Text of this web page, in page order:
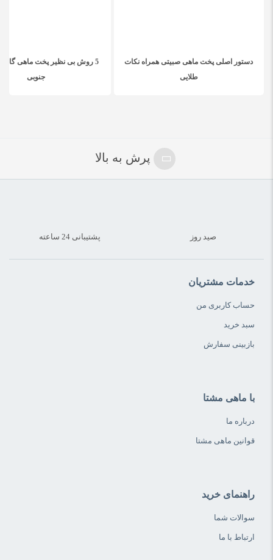
5 روش بی نظیر پخت ماهی
جنوبی
دستور اصلی پخت ماهی صبیتی همراه نکات
طلایی
پرش به بالا
صید روز پشتیبانی 24 ساعته
خدمات مشتریان
حساب کاربری من
سبد خرید
بازبینی سفارش
با ماهی مشتا
درباره ما
قوانین ماهی مشتا
راهنمای خرید
سوالات شما
ارتباط با ما